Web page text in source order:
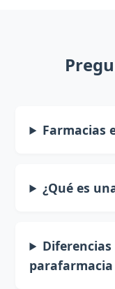
Farmacias
¿Qué es
parafarmacia